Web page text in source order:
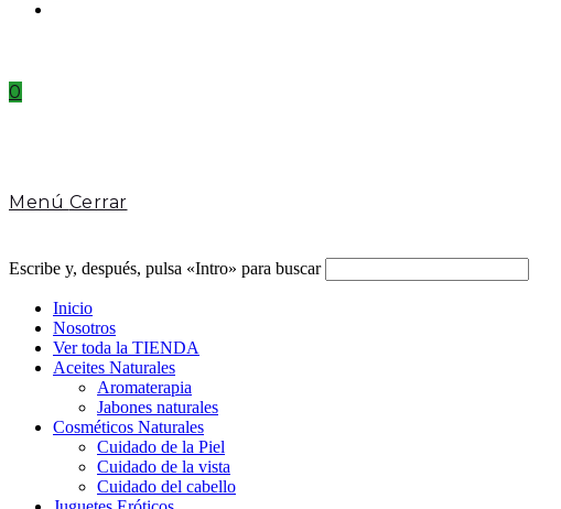
0
Menú Cerrar
Escribe y, después, pulsa «Intro» para buscar
Inicio
Nosotros
Ver toda la TIENDA
Aceites Naturales
Aromaterapia
Jabones naturales
Cosméticos Naturales
Cuidado de la Piel
Cuidado de la vista
Cuidado del cabello